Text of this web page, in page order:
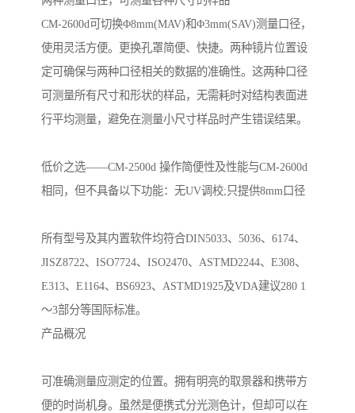
CM-2600d可切换Φ8mm(MAV)和Φ3mm(SAV)测量口径，
使用灵活方便。更换孔罩简便、快捷。两种镜片位置设
定可确保与两种口径相关的数据的准确性。这两种口径
可测量所有尺寸和形状的样品，无需耗时对结构表面进
行平均测量，避免在测量小尺寸样品时产生错误结果。
低价之选——CM-2500d 操作简便性及性能与CM-2600d
相同，但不具备以下功能：无UV调校;只提供8mm口径
所有型号及其内置软件均符合DIN5033、5036、6174、
JISZ8722、ISO7724、ISO2470、ASTMD2244、E308、
E313、E1164、BS6923、ASTMD1925及VDA建议280 1
～3部分等国际标准。
产品概况
可准确测量应测定的位置。拥有明亮的取景器和携带方
便的时尚机身。虽然是便携式分光测色计，但却可以在